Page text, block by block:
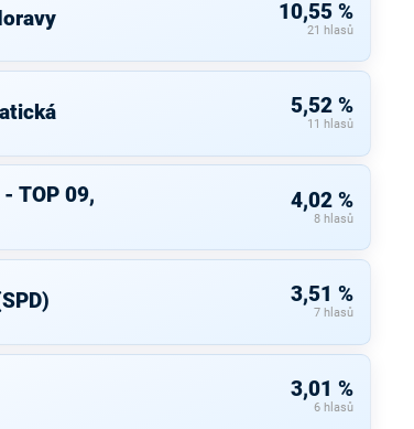
10,55 %
21 hlasů
5,52 %
11 hlasů
TOP 09,
4,02 %
8 hlasů
3,51 %
7 hlasů
3,01 %
6 hlasů